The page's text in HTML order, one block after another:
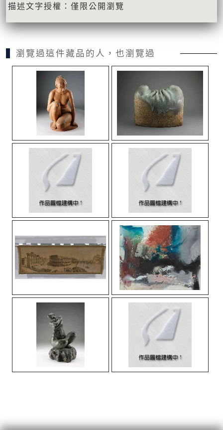
描述文字授權：僅限公開瀏覽
瀏覽過這件藏品的人，也瀏覽過